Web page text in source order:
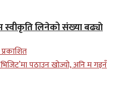
स्वीकृति लिनेको संख्या बढ्याे